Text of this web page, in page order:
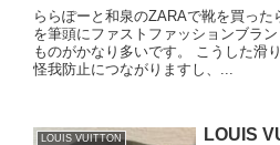
ららぽーと和泉のZARAで靴を買っ
を筆頭にファストファッションブラ
ものがかなり多いです。 こうした滑
怪我防止につながりますし、...
LOUIS VUITTON
LOUIS